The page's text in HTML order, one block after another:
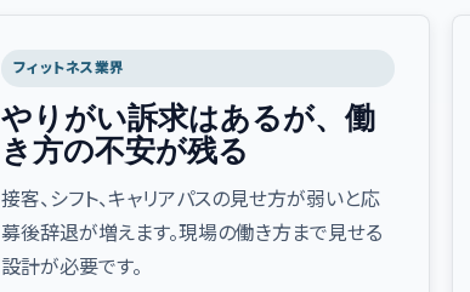
フィットネス業界
やりがい訴求はあるが、働
き方の不安が残る
接客、シフト、キャリアパスの見せ方が弱いと応
募後辞退が増えます。現場の働き方まで見せる
設計が必要です。